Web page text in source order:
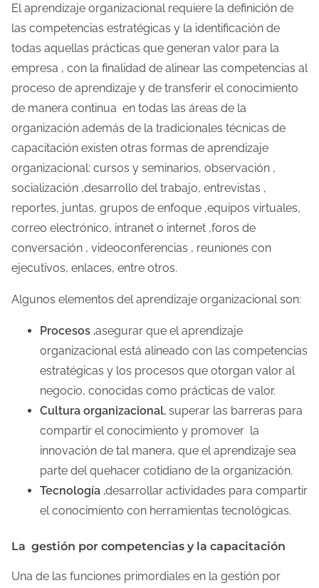
El aprendizaje organizacional requiere la definición de
las competencias estratégicas y la identificación de
todas aquellas prácticas que generan valor para la
empresa , con la finalidad de alinear las competencias al
proceso de aprendizaje y de transferir el conocimiento
de manera continua en todas las áreas de la
organización además de la tradicionales técnicas de
capacitación existen otras formas de aprendizaje
organizacional: cursos y seminarios, observación ,
socialización ,desarrollo del trabajo, entrevistas ,
reportes, juntas, grupos de enfoque ,equipos virtuales,
correo electrónico, intranet o internet ,foros de
conversación , videoconferencias , reuniones con
ejecutivos, enlaces, entre otros.
Algunos elementos del aprendizaje organizacional son:
Procesos .asegurar que el aprendizaje
organizacional está alineado con las competencias
estratégicas y los procesos que otorgan valor al
negocio, conocidas como prácticas de valor.
Cultura organizacional. superar las barreras para
compartir el conocimiento y promover la
innovación de tal manera, que el aprendizaje sea
parte del quehacer cotidiano de la organización.
Tecnología .desarrollar actividades para compartir
el conocimiento con herramientas tecnológicas.
La gestión por competencias y la capacitación
Una de las funciones primordiales en la gestión por